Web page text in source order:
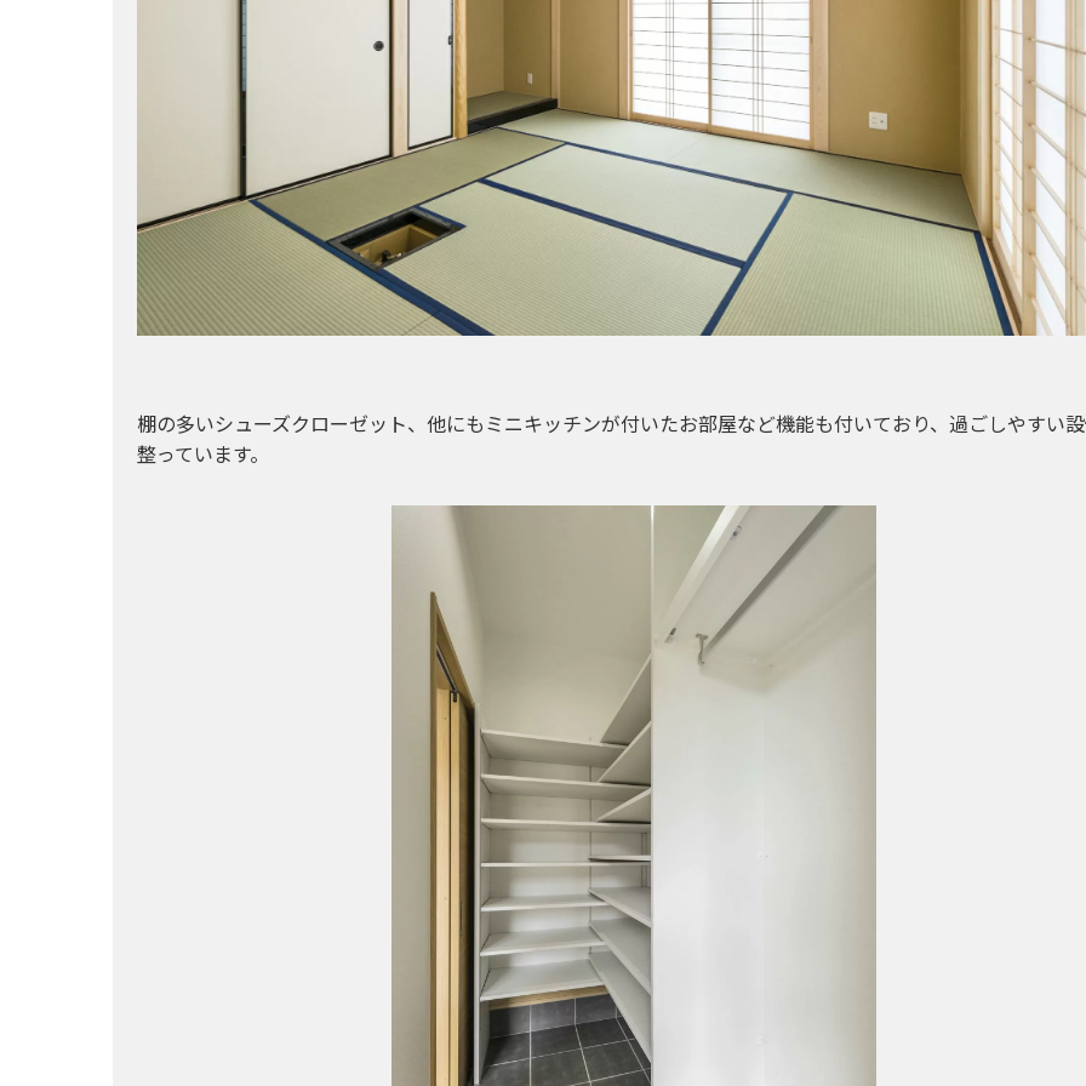
棚の多いシューズクローゼット、他にもミニキッチンが付いたお部屋など機能も付いており、過ごしやすい
整っています。